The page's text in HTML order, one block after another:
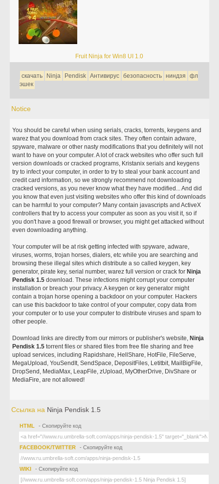
Fruit Ninja for Win8 UI 1.0
скачать Ninja Pendisk Антивирус безопасность ниндзя
фл
эшек
Notice
You should be careful when using serials, cracks, torrents, keygens and
warez that you download from crack sites. They often contain adware,
spyware, malware or other nasty modifications that you definitely will not
want to have on your computer. A lot of crack websites who offer such full
version downloads or cracked programs, Kristanix serials and keygens
try to infect your computer, in order to try to steal your bank account and
credit card information, so we strongly recommend not downloading
cracked versions, as you never know what they have modified... And did
you know that even just visiting websites who offer this kind of downloads
can be harmful to your computer? Many contain javascripts and ActiveX
controllers that try to access your computer as soon as you visit it, so if
you don't have a good firewall or browser, you might get attacked without
even downloading anything.
Your computer will be at risk getting infected with spyware, adware,
viruses, worms, trojan horses, dialers, etc while you are searching and
browsing these illegal sites which distribute a so called keygen, key
generator, pirate key, serial number, warez full version or crack for Ninja
Pendisk 1.5 download. These infections might corrupt your computer
installation or breach your privacy. A keygen or key generator might
contain a trojan horse opening a backdoor on your computer. Hackers
can use this backdoor to take control of your computer, copy data from
your computer or to use your computer to distribute viruses and spam to
other people.
Download links are directly from our mirrors or publisher's website, Ninja
Pendisk 1.5 torrent files or shared files from free file sharing and free
upload services, including Rapidshare, HellShare, HotFile, FileServe,
MegaUpload, YouSendIt, SendSpace, DepositFiles, Letitbit, MailBigFile,
DropSend, MediaMax, LeapFile, zUpload, MyOtherDrive, DivShare or
MediaFire, are not allowed!
Ссылка на Ninja Pendisk 1.5
HTML - Скопируйте код
FACEBOOK/TWITTER - Скопируйте код
WIKI - Скопируйте код